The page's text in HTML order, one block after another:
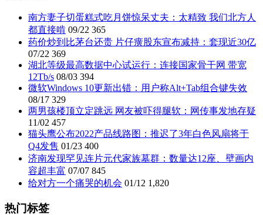
南方妻子切蛋糕式吃月饼惊呆丈夫：太精致 我们北方人
都直接啃 09/22 365
药价炒到比茅台还贵 片仔癀股东宣布减持：套现近30亿
07/22 369
湖北等级最高数据中心试运行：连接国家骨干网 带宽
12Tb/s 08/03 394
微软Windows 10更新出错：用户称Alt+Tab组合键失效
08/17 329
两男孩楼顶立定跳远 网友被吓得腿软：网传事发地存疑
11/02 457
猫头鹰公布2022产品线路图：推迟了3年白色风扇将于
Q4发售 01/23 400
济南发现罕见连片元代家族墓群：数量达12座、壁画内
容超丰富 07/07 845
给对方一个痛哭的机会 01/12 1,820
热门标签